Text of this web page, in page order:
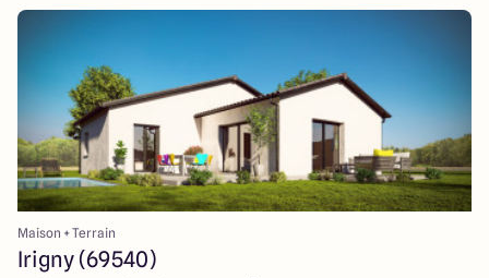
Maison + Terrain
Irigny (69540)